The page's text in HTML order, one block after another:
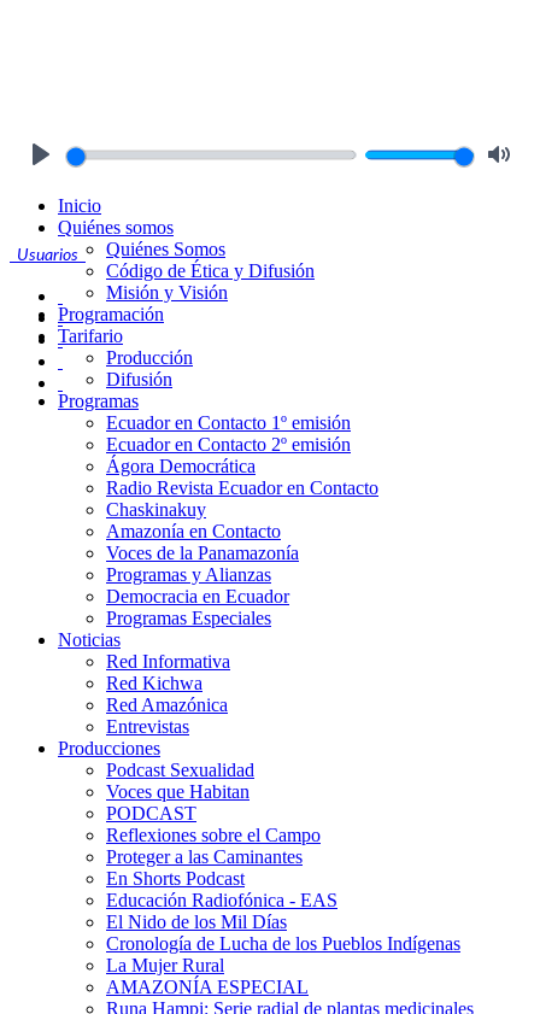
Usuarios
Inicio
Quiénes somos
Quiénes Somos
Código de Ética y Difusión
Misión y Visión
Programación
Tarifario
Producción
Difusión
Programas
Ecuador en Contacto 1º emisión
Ecuador en Contacto 2º emisión
Ágora Democrática
Radio Revista Ecuador en Contacto
Chaskinakuy
Amazonía en Contacto
Voces de la Panamazonía
Programas y Alianzas
Democracia en Ecuador
Programas Especiales
Noticias
Red Informativa
Red Kichwa
Red Amazónica
Entrevistas
Producciones
Podcast Sexualidad
Voces que Habitan
PODCAST
Reflexiones sobre el Campo
Proteger a las Caminantes
En Shorts Podcast
Educación Radiofónica - EAS
El Nido de los Mil Días
Cronología de Lucha de los Pueblos Indígenas
La Mujer Rural
AMAZONÍA ESPECIAL
Runa Hampi: Serie radial de plantas medicinales